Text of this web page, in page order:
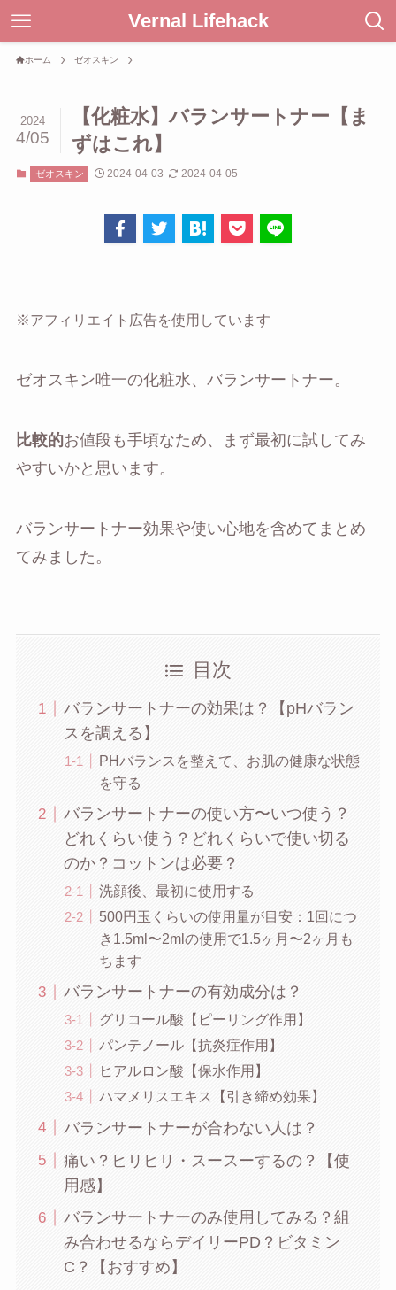
Vernal Lifehack
ホーム ゼオスキン
【化粧水】バランサートナー【ま
ずはこれ】
2024
4/05
ゼオスキン 2024-04-03 2024-04-05
※アフィリエイト広告を使用しています
ゼオスキン唯一の化粧水、バランサートナー。
比較的お値段も手頃なため、まず最初に試してみ
やすいかと思います。
バランサートナー効果や使い心地を含めてまとめ
てみました。
目次
バランサートナーの効果は？【pHバラン
スを調える】
PHバランスを整えて、お肌の健康な状態
を守る
バランサートナーの使い方〜いつ使う？
どれくらい使う？どれくらいで使い切る
のか？コットンは必要？
洗顔後、最初に使用する
500円玉くらいの使用量が目安：1回につ
き1.5ml〜2mlの使用で1.5ヶ月〜2ヶ月も
ちます
バランサートナーの有効成分は？
グリコール酸【ピーリング作用】
パンテノール【抗炎症作用】
ヒアルロン酸【保水作用】
ハマメリスエキス【引き締め効果】
バランサートナーが合わない人は？
痛い？ヒリヒリ・スースーするの？【使
用感】
バランサートナーのみ使用してみる？組
み合わせるならデイリーPD？ビタミン
C？【おすすめ】